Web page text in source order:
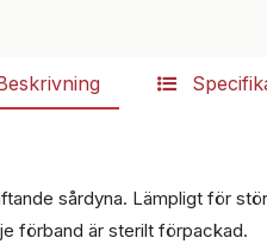
sårdyna. Lämpligt för
förband är sterilt förpackad.